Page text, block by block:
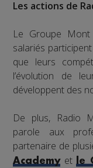
Les actions de
Le Groupe
salariés
que leurs
l’évolution de
développent des
De plus, Radio
parole aux
partenaire de
Academyetle